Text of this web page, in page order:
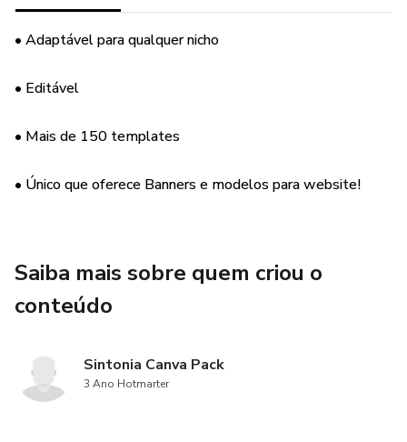
• 6 Modelos de Banners
ter acesso a todo o conteúdo!
👉 Não perca mais tempo criando do zero. Com o Sintonia
criatividade fluir.
• Adaptável para qualquer nicho
• Editável
• Mais de 150 templates
• Único que oferece Banners e modelos para website!
Saiba mais sobre quem criou o
conteúdo
Sintonia Canva Pack
3 Ano Hotmarter